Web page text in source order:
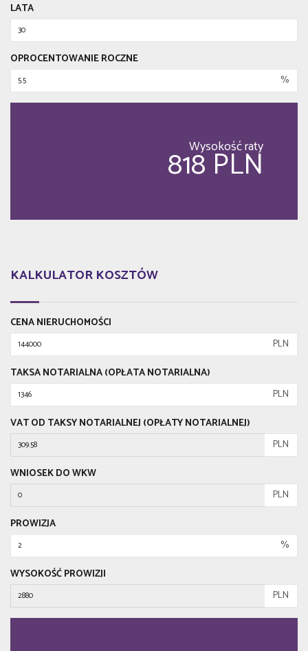
LATA
OPROCENTOWANIE ROCZNE
%
Wysokość raty
818 PLN
KALKULATOR KOSZTÓW
CENA NIERUCHOMOŚCI
PLN
TAKSA NOTARIALNA (OPŁATA NOTARIALNA)
PLN
VAT OD TAKSY NOTARIALNEJ (OPŁATY NOTARIALNEJ)
PLN
WNIOSEK DO WKW
PLN
PROWIZJA
%
WYSOKOŚĆ PROWIZJI
PLN